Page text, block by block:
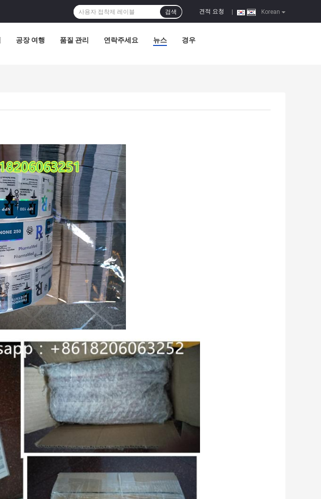
Korean
견적 요청
검색
공장 여행 품질 관리 연락주세요 뉴스 경우